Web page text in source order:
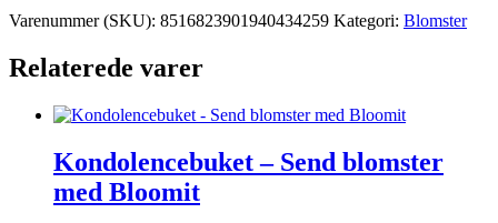
Varenummer (SKU): 8516823901940434259 Kategori: Blomster
Relaterede varer
Kondolencebuket – Send blomster
med Bloomit